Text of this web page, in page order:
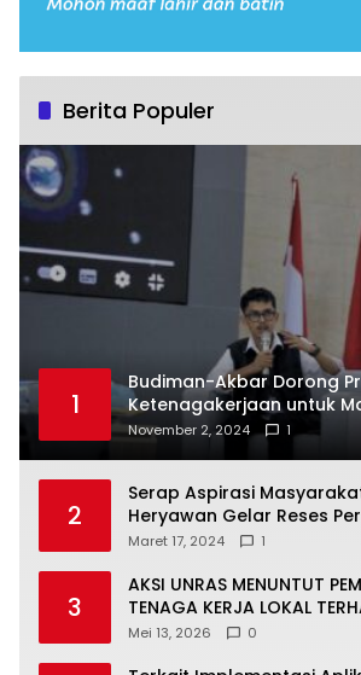
Berita Populer
1
Budiman-Akbar Dorong
Ketenagakerjaan untuk
Timur, Juru Bicara: Ini
November 2, 2024 1
2
Serap Aspirasi
Heryawan Gelar Reses
Maret 17, 2024 1
3
AKSI UNRAS MENUNTUT
TENAGA KERJA LOKAL
NUGRAHA LESTARI
Mei 13, 2026 0